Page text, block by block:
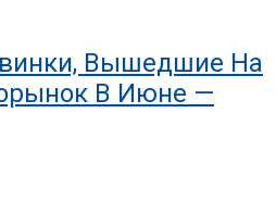
Вышедшие На
В Июне —